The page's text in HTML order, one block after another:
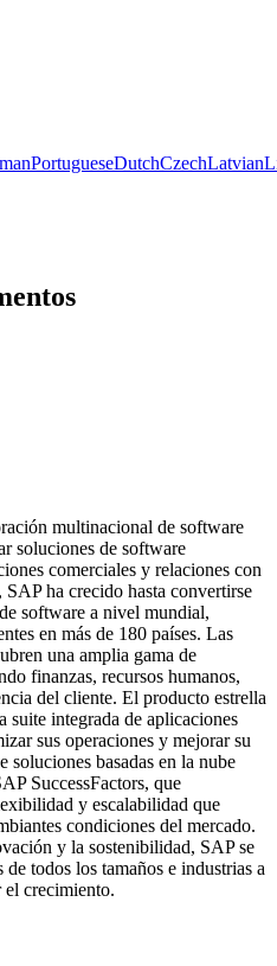
PortugueseDutchCzechLatvian
multinacional de software
soluciones de software
comerciales y relaciones con
ha crecido hasta convertirse
software a nivel mundial,
en más de 180 países. Las
una amplia gama de
finanzas, recursos humanos,
del cliente. El producto estrella
suite integrada de aplicaciones
sus operaciones y mejorar su
soluciones basadas en la nube
SuccessFactors, que
y escalabilidad que
condiciones del mercado.
y la sostenibilidad, SAP se
todos los tamaños e industrias a
el crecimiento.